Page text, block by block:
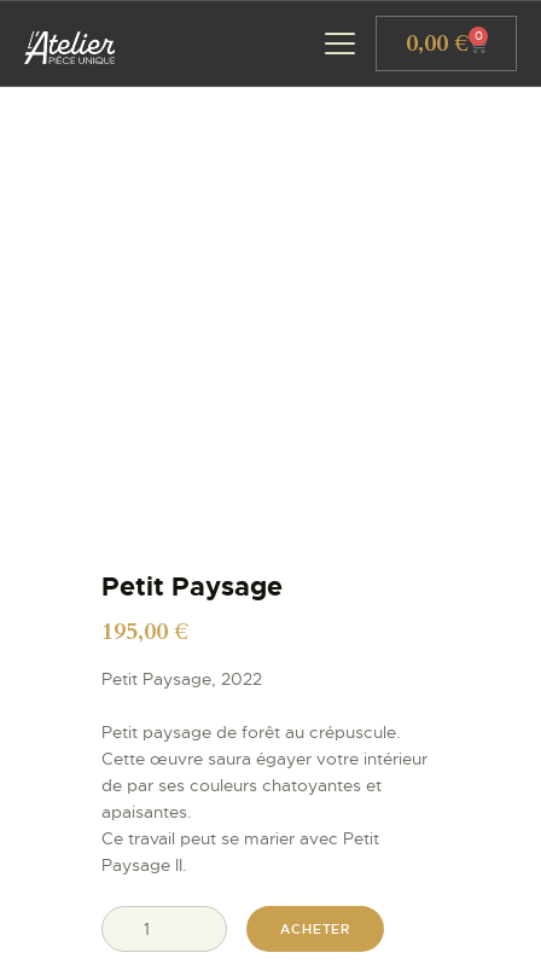
0,00€ 0
Petit Paysage
195,00€
Petit Paysage, 2022
Petit paysage de forêt au crépuscule.
Cette œuvre saura égayer votre intérieur
de par ses couleurs chatoyantes et
apaisantes.
Ce travail peut se marier avec Petit
Paysage II.
ACHETER